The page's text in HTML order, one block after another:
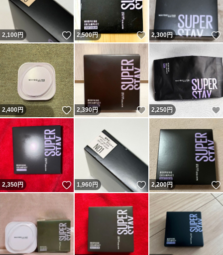
2,100円 いいね！
2,500円 いいね！
2,300円
2,400円 いいね！
2,390円 いいね！
2,250円
2,350円 いいね！
1,960 円 いいね！
2,200円